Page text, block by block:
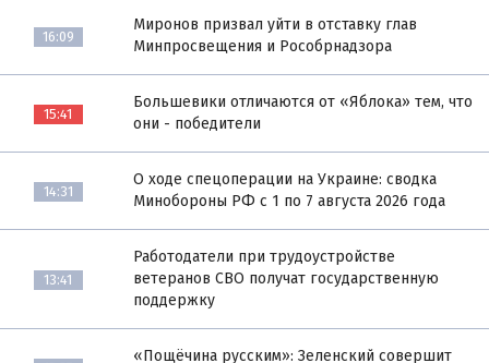
16:09
Миронов призвал уйти в отставку глав
Минпросвещения и Рособрнадзора
15:41
Большевики отличаются от «Яблока» тем, что
они - победители
14:31
О ходе спецоперации на Украине: сводка
Минобороны РФ с 1 по 7 августа 2026 года
13:41
Работодатели при трудоустройстве
ветеранов СВО получат государственную
поддержку
«Пощёчина русским»: Зеленский совершит